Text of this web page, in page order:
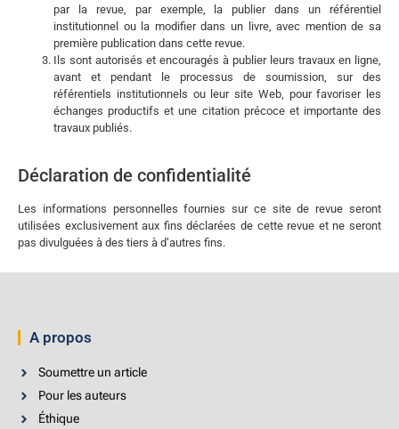
par la revue, par exemple, la publier dans un référentiel
institutionnel ou la modifier dans un livre, avec mention de sa
première publication dans cette revue.
Ils sont autorisés et encouragés à publier leurs travaux en ligne,
avant et pendant le processus de soumission, sur des
référentiels institutionnels ou leur site Web, pour favoriser les
échanges productifs et une citation précoce et importante des
travaux publiés.
Déclaration de confidentialité
Les informations personnelles fournies sur ce site de revue seront
utilisées exclusivement aux fins déclarées de cette revue et ne seront
pas divulguées à des tiers à d’autres fins.
A propos
Soumettre un article
Pour les auteurs
Éthique